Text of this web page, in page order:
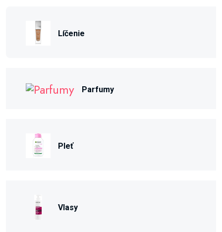
Líčenie
Parfumy
Pleť
Vlasy